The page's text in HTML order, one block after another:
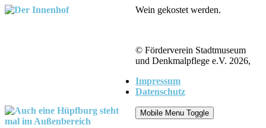
Wein gekostet werden.
© Förderverein Stadtmuseum
und Denkmalpflege e.V. 2026,
Impressum
Datenschutz
Mobile Menu Toggle